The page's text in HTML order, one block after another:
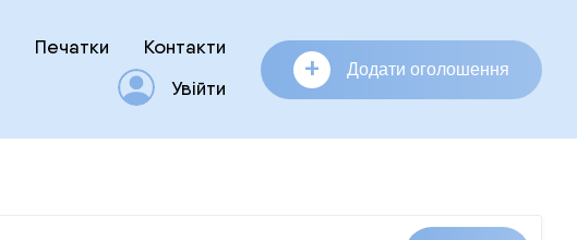
Печатки
Контакти
Увійти
+ Додати оголошення